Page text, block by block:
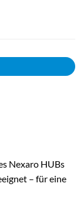
Nexaro HUBs
– für eine